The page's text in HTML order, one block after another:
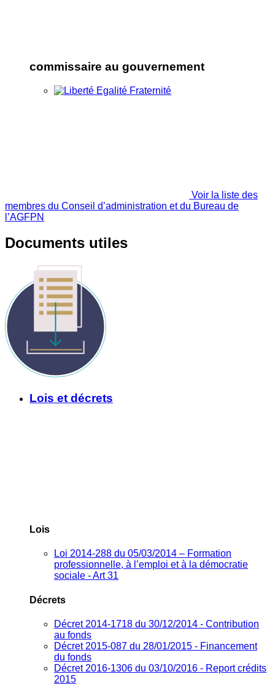
commissaire au gouvernement
Voir la liste des
membres du Conseil d’administration et du Bureau de
l’AGFPN
Documents utiles
Lois et décrets
Lois
Loi 2014-288 du 05/03/2014 – Formation
professionnelle, à l’emploi et à la démocratie
sociale - Art 31
Décrets
Décret 2014-1718 du 30/12/2014 - Contribution
au fonds
Décret 2015-087 du 28/01/2015 - Financement
du fonds
Décret 2016-1306 du 03/10/2016 - Report crédits
2015